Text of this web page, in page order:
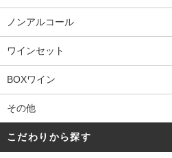
ノンアルコール
ワインセット
BOXワイン
その他
こだわりから探す